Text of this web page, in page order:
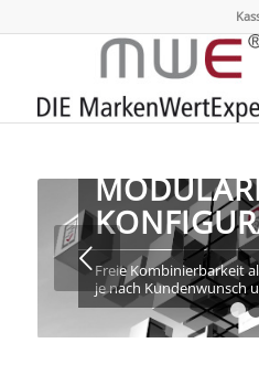
Freie Kombinierbarkeit
je nach Kundenwunsch
Weiter